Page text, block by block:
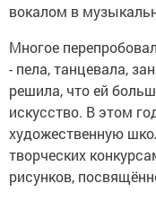
вокалом в
Многое
- пела, танцевала,
решила, что ей
искусство. В этом
художественную
творческих
рисунков,